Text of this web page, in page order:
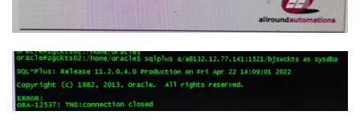
坛
圈
子
的
直
播
我
的
活
我
的
我